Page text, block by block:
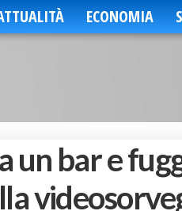
ECONOMIA
un bar e